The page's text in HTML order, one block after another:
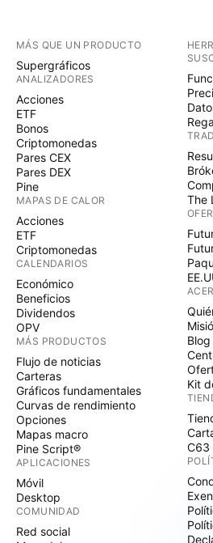
MÁS QUE UN PRODUCTO
Supergráficos
ANALIZADORES
Acciones
ETF
Bonos
Criptomonedas
Pares CEX
Pares DEX
Pine
MAPAS DE CALOR
Acciones
ETF
Criptomonedas
CALENDARIOS
Económico
Beneficios
Dividendos
OPV
MÁS PRODUCTOS
Flujo de noticias
Carteras
Gráficos fundamentales
Curvas de rendimiento
Opciones
Mapas macro
Pine Script®
APLICACIONES
Móvil
Desktop
COMUNIDAD
Red social
The
Blog
Kit
C63